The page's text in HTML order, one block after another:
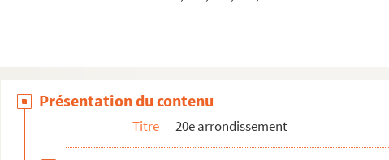
chante Brecht, Dessau
nom) ; Gier (manque)
chosePrésentation du contenu
Titre 20e arrondissement